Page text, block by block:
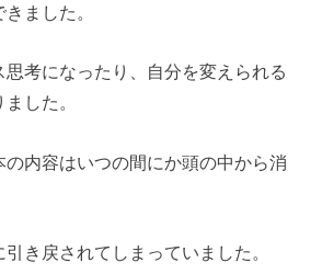
ました。
考になったり、自分を変えられる
した。
の内容はいつの間にか頭の中から消
き戻されてしまっていました。